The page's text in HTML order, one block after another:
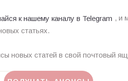
, и
статьях.
новых статей в свой почтовый